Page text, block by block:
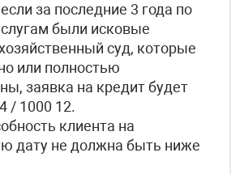
за последние 3 года по
были исковые
суд, которые
или полностью
заявка на кредит будет
/ 1000 12.
клиента на
дату не должна быть ниже